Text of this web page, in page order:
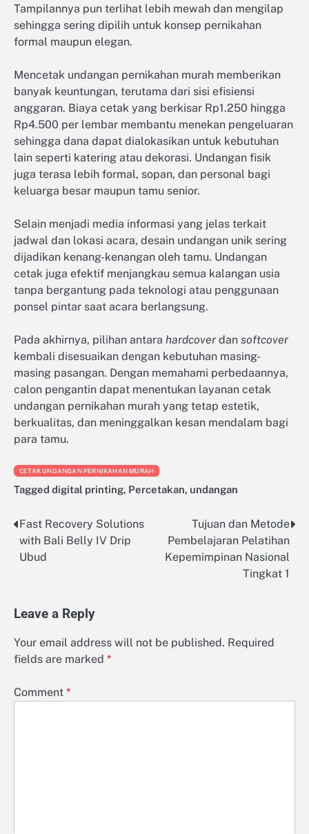
Tampilannya pun terlihat lebih mewah dan mengilap
sehingga sering dipilih untuk konsep pernikahan
formal maupun elegan.
Mencetak undangan pernikahan murah memberikan
banyak keuntungan, terutama dari sisi efisiensi
anggaran. Biaya cetak yang berkisar Rp1.250 hingga
Rp4.500 per lembar membantu menekan pengeluaran
sehingga dana dapat dialokasikan untuk kebutuhan
lain seperti katering atau dekorasi. Undangan fisik
juga terasa lebih formal, sopan, dan personal bagi
keluarga besar maupun tamu senior.
Selain menjadi media informasi yang jelas terkait
jadwal dan lokasi acara, desain undangan unik sering
dijadikan kenang-kenangan oleh tamu. Undangan
cetak juga efektif menjangkau semua kalangan usia
tanpa bergantung pada teknologi atau penggunaan
ponsel pintar saat acara berlangsung.
Pada akhirnya, pilihan antara hardcover dan softcover
kembali disesuaikan dengan kebutuhan masing-
masing pasangan. Dengan memahami perbedaannya,
calon pengantin dapat menentukan layanan cetak
undangan pernikahan murah yang tetap estetik,
berkualitas, dan meninggalkan kesan mendalam bagi
para tamu.
CETAK UNDANGAN PERNIKAHAN MURAH
Tagged digital printing, Percetakan, undangan
Post
navigation
Fast Recovery Solutions
with Bali Belly IV Drip
Ubud
Tujuan dan Metode
Pembelajaran Pelatihan
Kepemimpinan Nasional
Tingkat 1
Leave a Reply
Your email address will not be published. Required
fields are marked *
Comment *